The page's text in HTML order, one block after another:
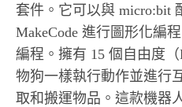
套件。它可以與 micro:bit
MakeCode 進行圖形化編
編程。擁有 15 個自由度
物狗一樣執行動作並進行
取和搬運物品。這款機器